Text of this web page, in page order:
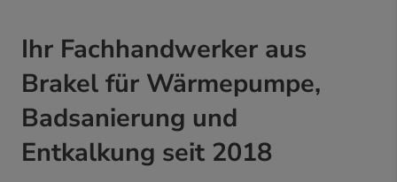
Ihr Fachhandwerker aus
Brakel für Wärmepumpe,
Badsanierung und
Entkalkung seit 2018